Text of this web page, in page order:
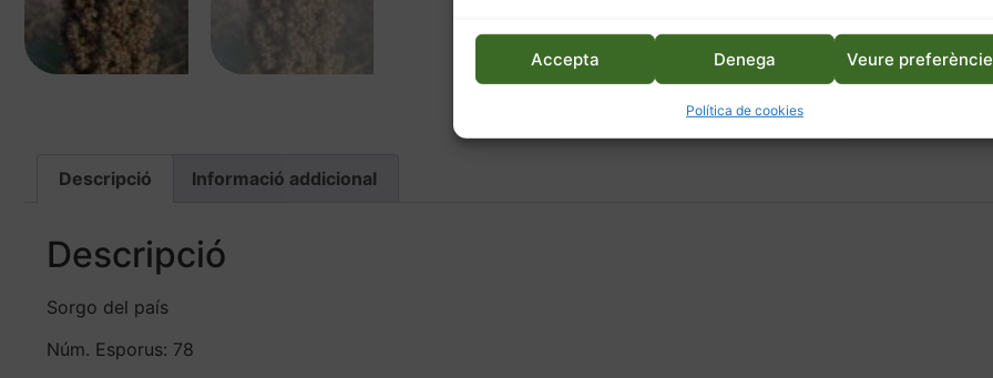
Accepta Denega Veure
Política de cookies
Descripció Informació addicional
Descripció
Sorgo del país
Núm. Esporus: 78